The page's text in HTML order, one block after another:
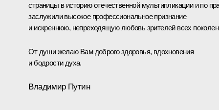
страницы в историю отечественной мультипликации и по
заслужили высокое профессиональное признание
и искреннюю, непреходящую любовь зрителей всех
От души желаю Вам доброго здоровья, вдохновения
и бодрости духа.
Владимир Путин